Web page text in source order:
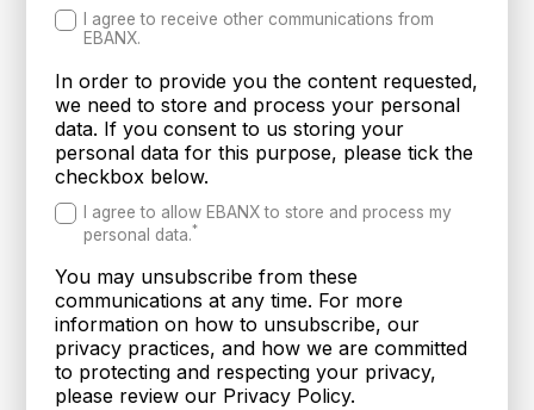
I agree to receive other communications from
EBANX.
In order to provide you the content requested,
we need to store and process your personal
data. If you consent to us storing your
personal data for this purpose, please tick the
checkbox below.
I agree to allow EBANX to store and process my
personal data.*
You may unsubscribe from these
communications at any time. For more
information on how to unsubscribe, our
privacy practices, and how we are committed
to protecting and respecting your privacy,
please review our Privacy Policy.